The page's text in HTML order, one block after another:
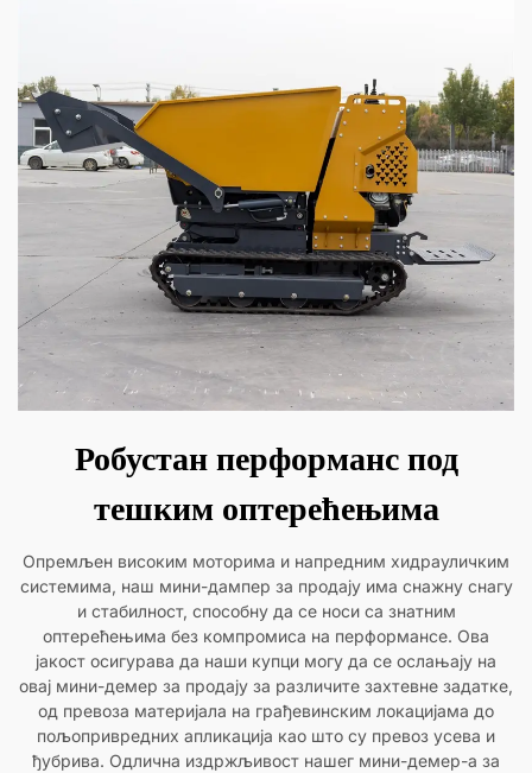
Робустан перформанс под
тешким оптерећењима
Опремљен високим моторима и напредним хидрауличким
системима, наш мини-дампер за продају има снажну снагу
и стабилност, способну да се носи са знатним
оптерећењима без компромиса на перформансе. Ова
јакост осигурава да наши купци могу да се ослањају на
овај мини-демер за продају за различите захтевне задатке,
од превоза материјала на грађевинским локацијама до
пољопривредних апликација као што су превоз усева и
ђубрива. Одлична издржљивост нашег мини-демер-а за